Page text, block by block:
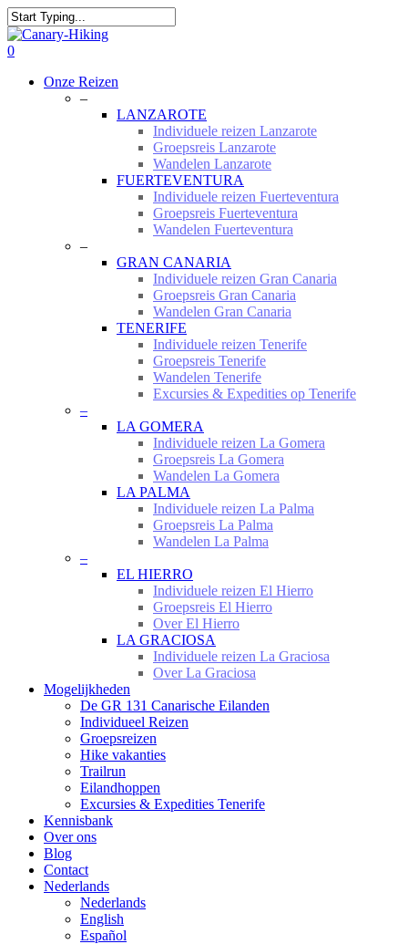
Skip
to
main
Close
Search
0
Onze Reizen
–
LANZAROTE
Individuele reizen Lanzarote
Groepsreis Lanzarote
Wandelen Lanzarote
FUERTEVENTURA
Individuele reizen Fuerteventura
Groepsreis Fuerteventura
Wandelen Fuerteventura
–
GRAN CANARIA
Individuele reizen Gran Canaria
Groepsreis Gran Canaria
Wandelen Gran Canaria
TENERIFE
Individuele reizen Tenerife
Groepsreis Tenerife
Wandelen Tenerife
Excursies & Expedities op Tenerife
–
LA GOMERA
Individuele reizen La Gomera
Groepsreis La Gomera
Wandelen La Gomera
LA PALMA
Individuele reizen La Palma
Groepsreis La Palma
Wandelen La Palma
–
EL HIERRO
Individuele reizen El Hierro
Groepsreis El Hierro
Over El Hierro
LA GRACIOSA
Individuele reizen La Graciosa
Over La Graciosa
Mogelijkheden
De GR 131 Canarische Eilanden
Individueel Reizen
Groepsreizen
Hike vakanties
Trailrun
Eilandhoppen
Excursies & Expedities Tenerife
Kennisbank
Over ons
Blog
Contact
Nederlands
Nederlands
English
Español